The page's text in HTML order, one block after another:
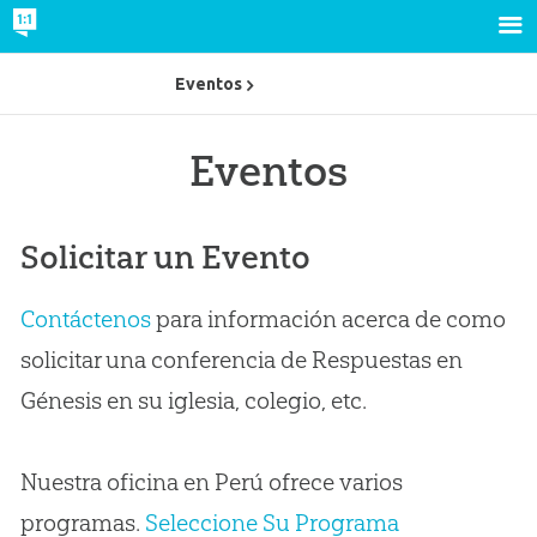
Eventos
Solicitar un Evento
Contáctenospara información acerca de como
solicitar una conferencia de Respuestas en
Génesis en su iglesia, colegio, etc.
Nuestra oficina en Perú ofrece varios
programas. Seleccione Su Programa
Eventos